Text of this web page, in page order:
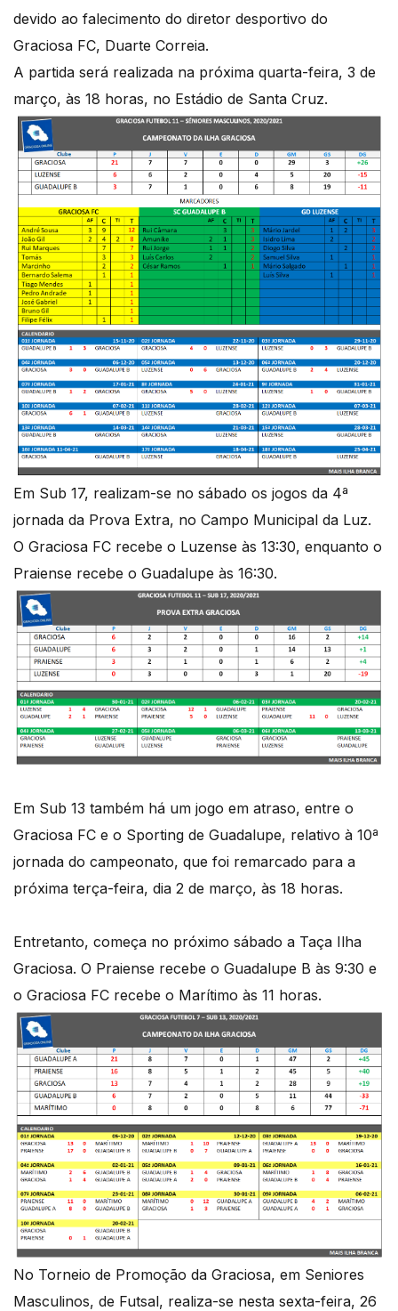
devido ao falecimento do diretor desportivo do
Graciosa FC, Duarte Correia.
A partida será realizada na próxima quarta-feira, 3 de
março, às 18 horas, no Estádio de Santa Cruz.
Em Sub 17, realizam-se no sábado os jogos da 4ª
jornada da Prova Extra, no Campo Municipal da Luz.
O Graciosa FC recebe o Luzense às 13:30, enquanto o
Praiense recebe o Guadalupe às 16:30.
Em Sub 13 também há um jogo em atraso, entre o
Graciosa FC e o Sporting de Guadalupe, relativo à 10ª
jornada do campeonato, que foi remarcado para a
próxima terça-feira, dia 2 de março, às 18 horas.
Entretanto, começa no próximo sábado a Taça Ilha
Graciosa. O Praiense recebe o Guadalupe B às 9:30 e
o Graciosa FC recebe o Marítimo às 11 horas.
No Torneio de Promoção da Graciosa, em Seniores
Masculinos, de Futsal, realiza-se nesta sexta-feira, 26